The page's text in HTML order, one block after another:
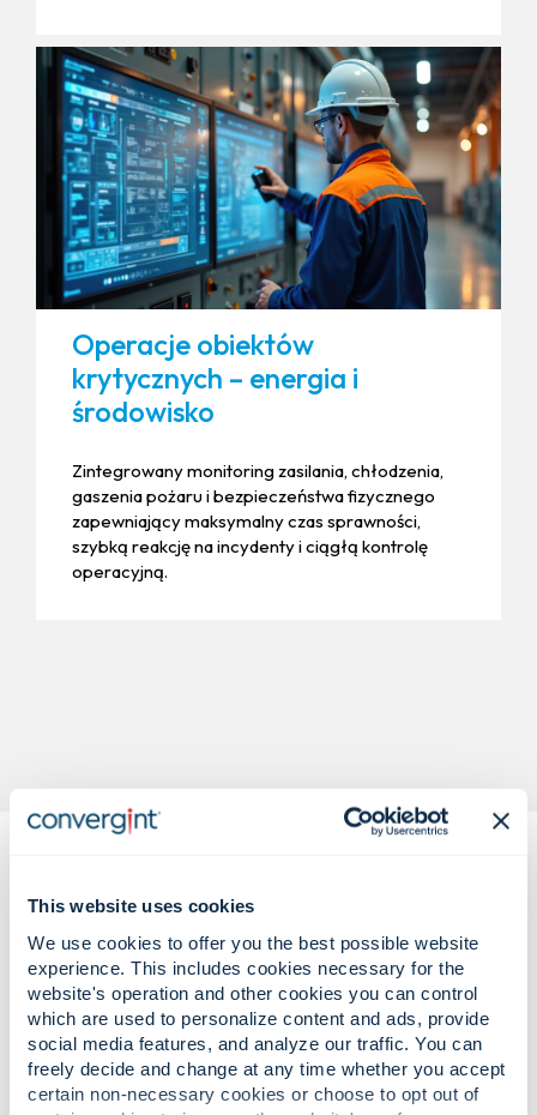
This website uses cookies
We use cookies to offer you the best possible website
experience. This includes cookies necessary for the
website's operation and other cookies you can control
which are used to personalize content and ads, provide
social media features, and analyze our traffic. You can
freely decide and change at any time whether you accept
certain non-necessary cookies or choose to opt out of
Operacje obiektów
krytycznych – energia i
środowisko
Zintegrowany monitoring zasilania, chłodzenia,
gaszenia pożaru i bezpieczeństwa fizycznego
zapewniający maksymalny czas sprawności,
szybką reakcję na incydenty i ciągłą kontrolę
operacyjną.
Złożone wyzwania bezpieczeństwa.
Pewne, mierzalne rozwiązania.